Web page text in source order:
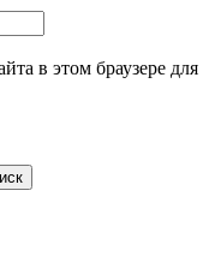
в этом браузере для